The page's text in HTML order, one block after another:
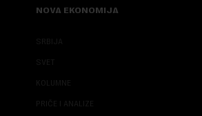
NOVA EKONOMIJA
SRBIJA
SVET
KOLUMNE
PRIČE I ANALIZE